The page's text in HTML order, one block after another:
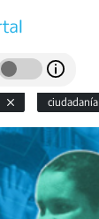
ciudadanía